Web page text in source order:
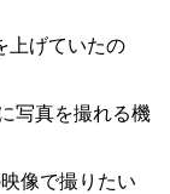
上げていたの
写真を撮れる機
像で撮りたい